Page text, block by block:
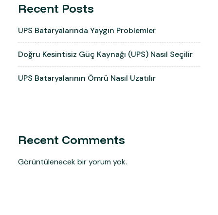
Recent Posts
UPS Bataryalarında Yaygın Problemler
Doğru Kesintisiz Güç Kaynağı (UPS) Nasıl Seçilir
UPS Bataryalarının Ömrü Nasıl Uzatılır
Recent Comments
Görüntülenecek bir yorum yok.